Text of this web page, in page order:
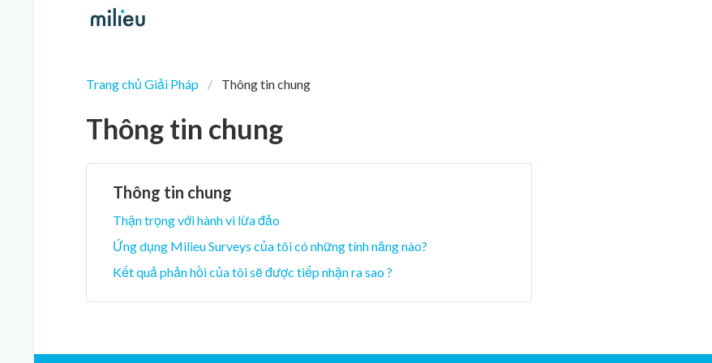
Trang chủ Giải Pháp Thông tin chung
Thông tin chung
Thông tin chung
Thận trọng với hành vi lừa đảo
Ứng dụng Milieu Surveys của tôi có những tính năng nào?
Kết quả phản hồi của tôi sẽ được tiếp nhận ra sao ?